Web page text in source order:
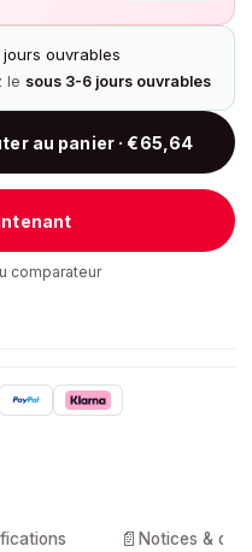
ouvrables
le sous 3-6 jours ouvrables
au panier · €65,64
comparateur
📄 Notices &